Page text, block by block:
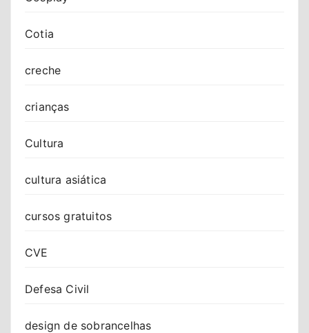
Cotia
creche
crianças
Cultura
cultura asiática
cursos gratuitos
CVE
Defesa Civil
design de sobrancelhas